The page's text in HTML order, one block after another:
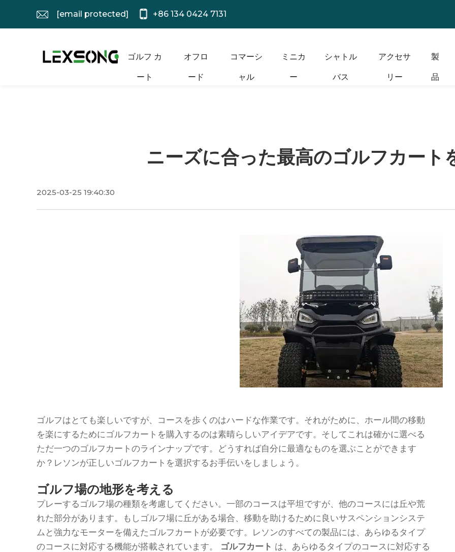
[email protected] +86 134 0424 7131
ゴルフ カ
ート
オフロ
ード
コマーシ
ャル
ミニカ
ー
シャトル
バス
アクセサ
リー
製
品
ニーズに合った最高のゴルフカート
2025-03-25 19:40:30
ゴルフはとても楽しいですが、コースを歩くのはハードな作業です。それがために、ホール間の移動
を楽にするためにゴルフカートを購入するのは素晴らしいアイデアです。そしてこれは確かに選べる
ただ一つのゴルフカートのラインナップです。どうすれば自分に最適なものを選ぶことができます
か？レソンが正しいゴルフカートを選択するお手伝いをしましょう。
ゴルフ場の地形を考える
プレーするゴルフ場の種類を考慮してください。一部のコースは平坦ですが、他のコースには丘や荒
れた部分があります。もしゴルフ場に丘がある場合、移動を助けるために良いサスペンションシステ
ムと強力なモーターを備えたゴルフカートが必要です。レソンのすべての製品には、あらゆるタイプ
のコースに対応する機能が搭載されています。 ゴルフカート は、あらゆるタイプのコースに対応する